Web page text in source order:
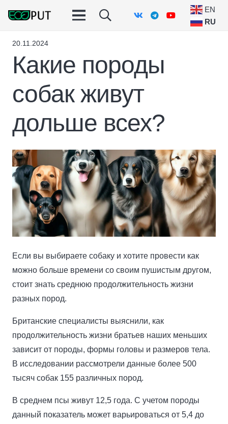
EN
RU
20.11.2024
Какие породы
собак живут
дольше всех?
Если вы выбираете собаку и хотите провести как
можно больше времени со своим пушистым другом,
стоит знать среднюю продолжительность жизни
разных пород.
Британские специалисты выяснили, как
продолжительность жизни братьев наших меньших
зависит от породы, формы головы и размеров тела.
В исследовании рассмотрели данные более 500
тысяч собак 155 различных пород.
В среднем псы живут 12,5 года. С учетом породы
данный показатель может варьироваться от 5,4 до